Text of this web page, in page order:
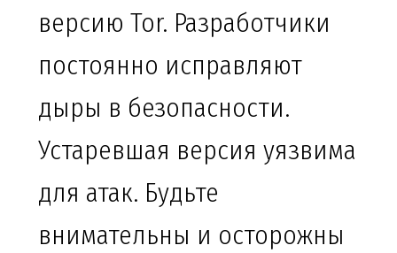
версию Tor. Разработчики
постоянно исправляют
дыры в безопасности.
Устаревшая версия уязвима
для атак. Будьте
внимательны и осторожны